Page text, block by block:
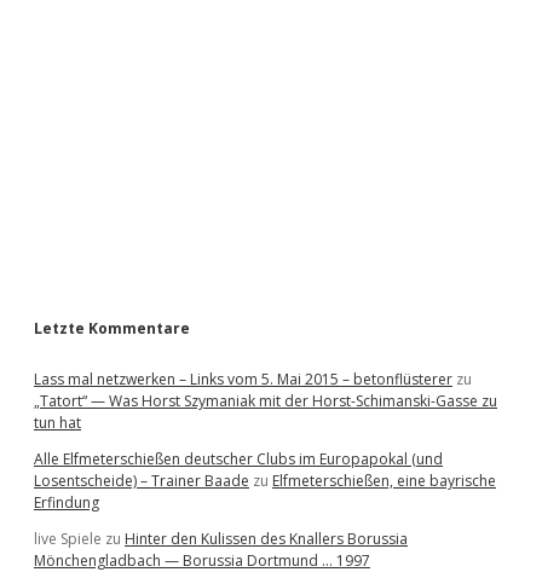
Letzte Kommentare
Lass mal netzwerken – Links vom 5. Mai 2015 – betonflüsterer zu
„Tatort“ — Was Horst Szymaniak mit der Horst-Schimanski-Gasse zu
tun hat
Alle Elfmeterschießen deutscher Clubs im Europapokal (und
Losentscheide) – Trainer Baade zu Elfmeterschießen, eine bayrische
Erfindung
live Spiele zu Hinter den Kulissen des Knallers Borussia
Mönchengladbach — Borussia Dortmund … 1997